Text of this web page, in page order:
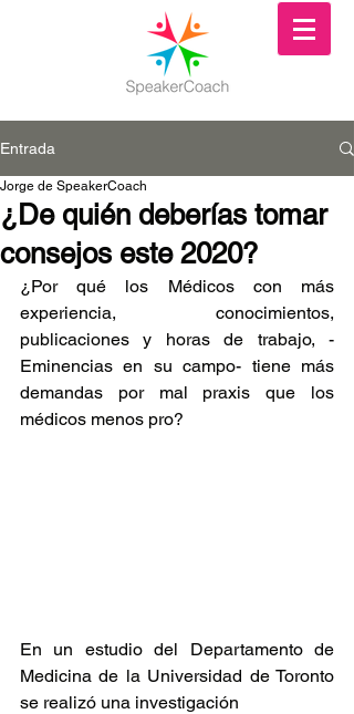
Entrada
¿De quién deberías tomar
consejos este 2020?
Jorge de SpeakerCoach
¿Por qué los Médicos con más
experiencia, conocimientos,
publicaciones y horas de trabajo, -
Eminencias en su campo- tiene más
demandas por mal praxis que los
médicos menos pro?
En un estudio del Departamento de
Medicina de la Universidad de Toronto
se realizó una investigación